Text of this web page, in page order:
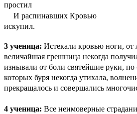
простил
И распинавших Кровью
искупил.
3 ученица: Истекали кровью ноги, от
величайшая грешница некогда
изнывали от боли святейшие руки,
которых буря некогда утихала,
прекращалось и совершались
4 ученица: Все неимоверные